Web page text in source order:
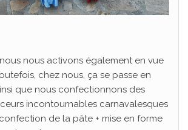
nous activons également en vue
chez nous, ça se passe en
que nous confectionnons des
incontournables carnavalesques
de la pâte + mise en forme